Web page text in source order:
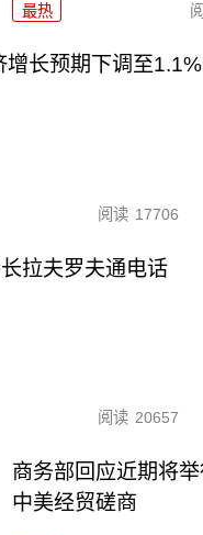
最热
增长预期下调至1.1%
阅读 17706
拉夫罗夫通电话
阅读 20657
商务部回应近期将
中美经贸磋商